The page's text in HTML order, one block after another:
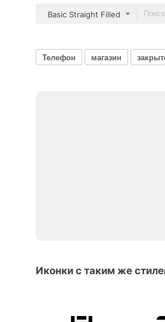
Basic Straight Filled
Телефон магазин
Иконки с таким же